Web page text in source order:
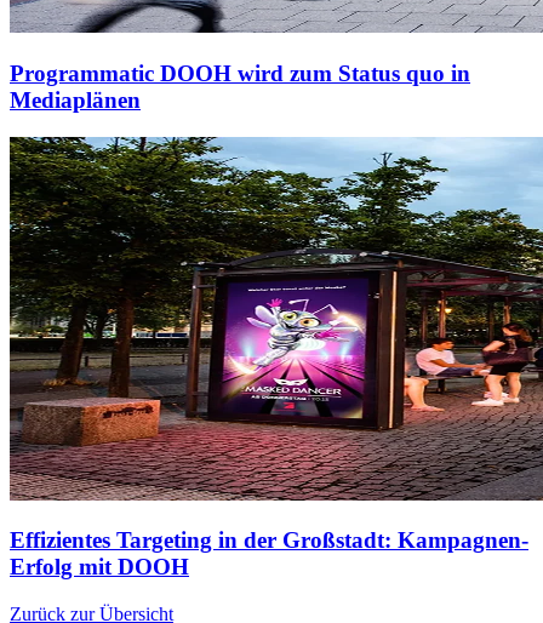
Programmatic DOOH wird zum Status quo in
Mediaplänen
Effizientes Targeting in der Großstadt: Kampagnen-
Erfolg mit DOOH
Zurück zur Übersicht